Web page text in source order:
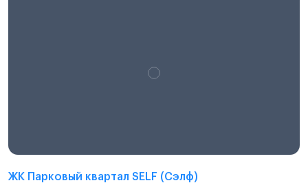
ЖК Парковый квартал SELF (Сэлф)